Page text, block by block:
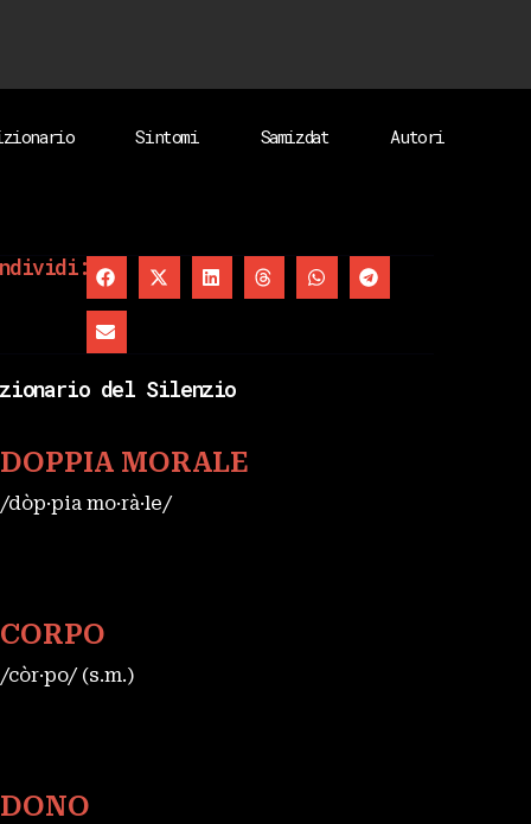
Sintomi Samizdat Autori
del Silenzio
DOPPIA MORALE
/dòp·pia mo·rà·le/
CORPO
/còr·po/ (s.m.)
DONO